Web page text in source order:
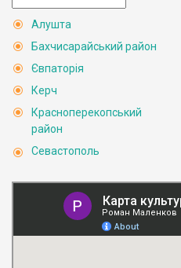
Алушта
Бахчисарайський район
Євпаторія
Керч
Красноперекопський
район
Севастополь